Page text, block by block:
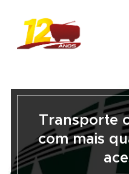
Transporte
com mais